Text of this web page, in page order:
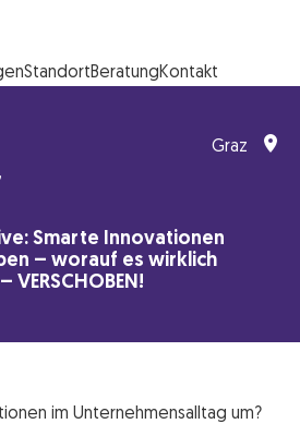
mbH SFG Logo
StandortBeratungKontakt
Smarte Innovationen
– worauf es wirklich
VERSCHOBEN!
Graz
im Unternehmensalltag um?